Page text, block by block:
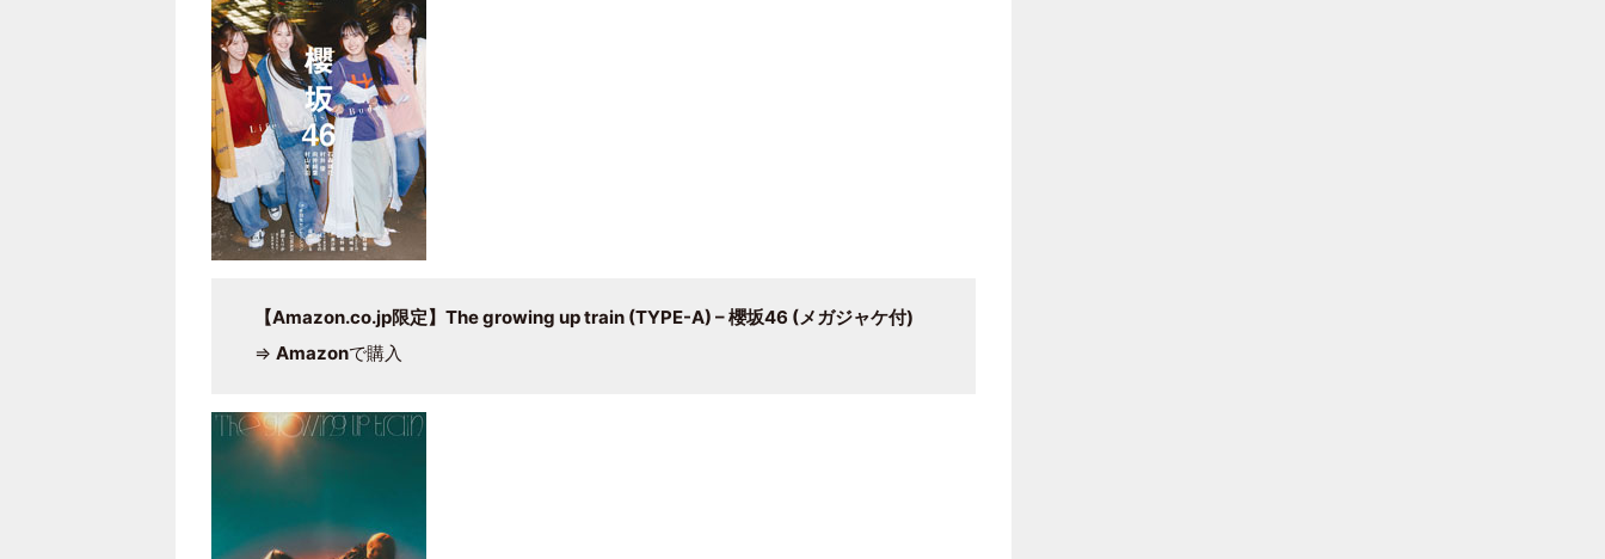
【Amazon.co.jp限定】The growing up train (TYPE-A) – 櫻坂46 (メガジャケ付)
⇒ Amazonで購入